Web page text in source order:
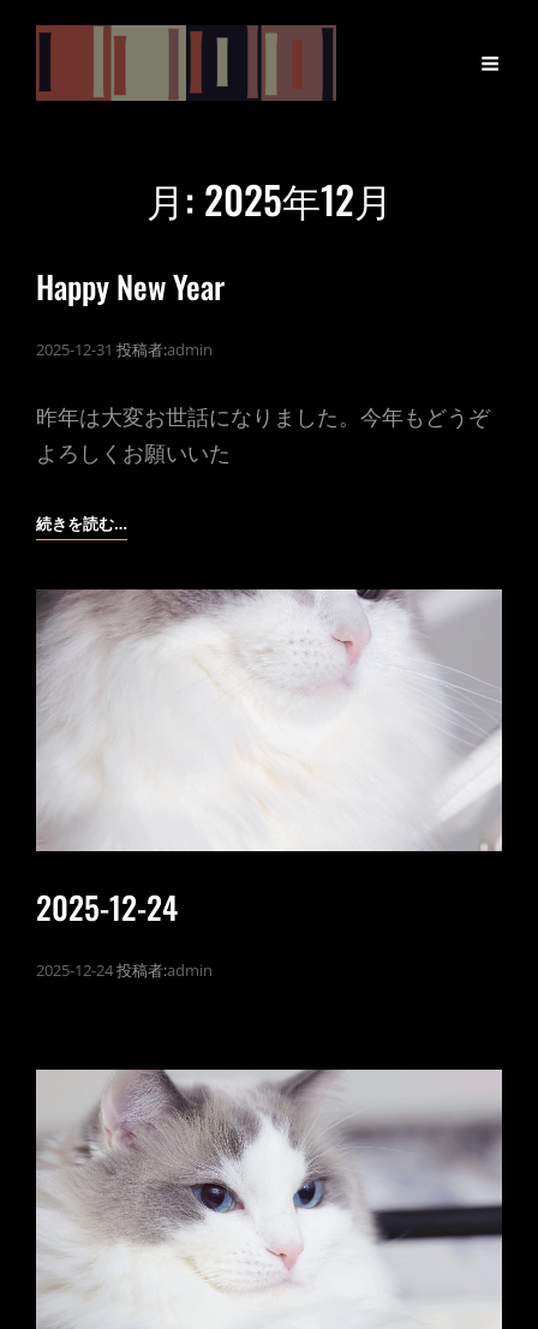
月: 2025年12月
Happy New Year
2025-12-31 投稿者:admin
昨年は大変お世話になりました。今年もどうぞ
よろしくお願いいた
続きを読む…HAPPY
YEAR
2025-12-24
2025-12-24投稿者:admin